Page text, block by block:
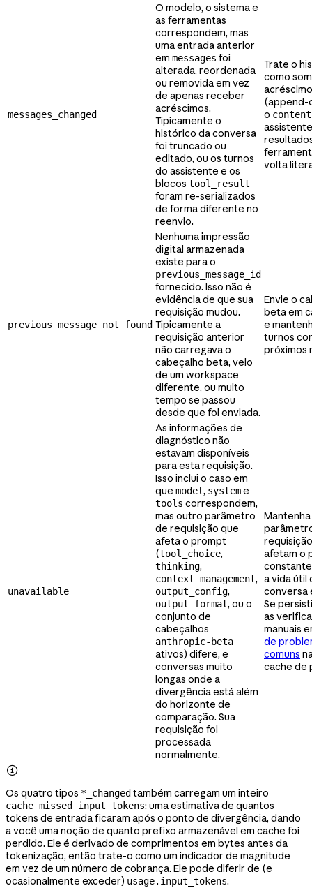
messages_changed
O modelo, o sistema e
as ferramentas
correspondem, mas
uma entrada anterior
em messages foi
alterada, reordenada
ou removida em vez
de apenas receber
acréscimos.
Tipicamente o
histórico da conversa
foi truncado ou
editado, ou os turnos
do assistente e os
blocos tool_result
foram re-serializados
de forma diferente no
reenvio.
Trate o
como
(append-
o content
volta
previous_message_not_found
Nenhuma impressão
digital armazenada
existe para o
previous_message_id
fornecido. Isso não é
evidência de que sua
requisição mudou.
Tipicamente a
requisição anterior
não carregava o
cabeçalho beta, veio
de um workspace
diferente, ou muito
tempo se passou
desde que foi enviada.
Envie o
beta em
e
turnos
próximos
unavailable
As informações de
diagnóstico não
estavam disponíveis
para esta requisição.
Isso inclui o caso em
que model, systeme
tools correspondem,
mas outro parâmetro
de requisição que
afeta o prompt
(tool_choice,
thinking,
context_management,
output_config,
output_format, ou o
conjunto de
cabeçalhos
anthropic-beta
ativos) difere, e
conversas muito
longas onde a
divergência está além
do horizonte de
comparação. Sua
requisição foi
processada
normalmente.
afetam o
a vida útil
conversa
Se
as
manuais
de
comuns
cache de

Os quatro tipos *_changed também carregam um inteiro
cache_missed_input_tokens: uma estimativa de quantos
tokens de entrada ficaram após o ponto de divergência, dando
a você uma noção de quanto prefixo armazenável em cache foi
perdido. Ele é derivado de comprimentos em bytes antes da
tokenização, então trate-o como um indicador de magnitude
em vez de um número de cobrança. Ele pode diferir de (e
ocasionalmente exceder) usage.input_tokens.